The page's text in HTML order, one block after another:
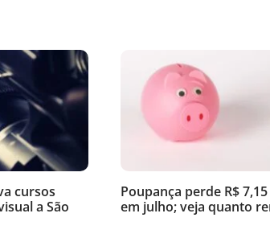
cursos
a São
Poupança perde R$
em julho; veja quanto